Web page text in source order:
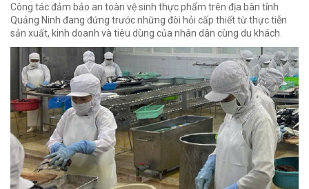
Công tác đảm bảo an toàn vệ sinh thực phẩm trên địa bàn tỉnh
Quảng Ninh đang đứng trước những đòi hỏi cấp thiết từ thực tiễn
sản xuất, kinh doanh và tiêu dùng của nhân dân cùng du khách.